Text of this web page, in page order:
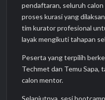
pendaftaran, seluruh
proses kurasi yang
tim kurator profesional
layak mengikuti tahapan
Peserta yang terpilih
Techmet dan Temu Sapa,
calon mentor.
Selanjutnya, sesi